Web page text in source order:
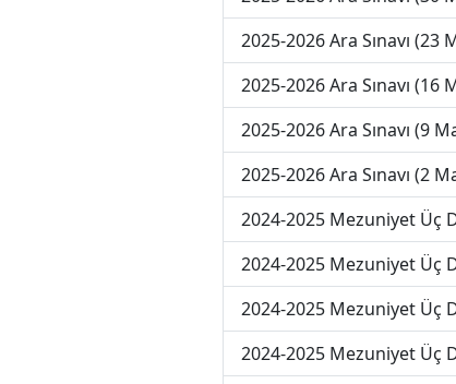
2025-2026 Ara Sınavı (23
2025-2026 Ara Sınavı (16
2025-2026 Ara Sınavı (9
2025-2026 Ara Sınavı (2
2024-2025 Mezuniyet Üç
2024-2025 Mezuniyet Üç
2024-2025 Mezuniyet Üç
2024-2025 Mezuniyet Üç